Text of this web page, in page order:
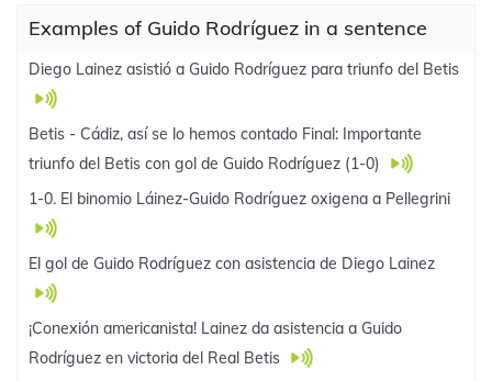
Examples of Guido Rodríguez in a sentence
Diego Lainez asistió a Guido Rodríguez para triunfo del Betis
Betis - Cádiz, así se lo hemos contado Final: Importante
triunfo del Betis con gol de Guido Rodríguez (1-0)
1-0. El binomio Láinez-Guido Rodríguez oxigena a Pellegrini
El gol de Guido Rodríguez con asistencia de Diego Lainez
¡Conexión americanista! Lainez da asistencia a Guido
Rodríguez en victoria del Real Betis